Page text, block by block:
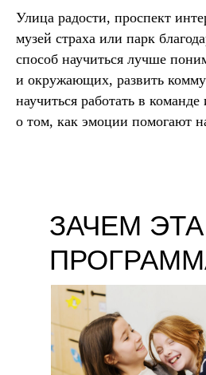
Улица радости, проспект
музей страха или парк
способ научиться лучше
и окружающих, развить
научиться работать в
о том, как эмоции помогают
ЗАЧЕМ ЭТА